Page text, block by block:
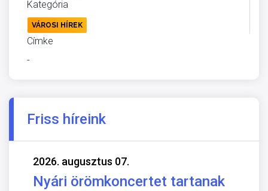
Kategória
VÁROSI HÍREK
Címke
-
Friss híreink
2026. augusztus 07.
Nyári örömkoncertet tartanak